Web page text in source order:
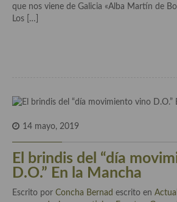
Cocina Rusa
que nos viene de Galicia «Alba Martín de
Los […]
14 mayo, 2019
El brindis del “día
D.O.” En la Mancha
Escrito por Concha Bernad escrito en